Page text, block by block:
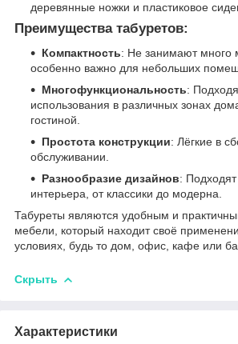
деревянные ножки и пластиковое
Преимущества табуретов:
Компактность: Не занимают много
особенно важно для небольших
Многофункциональность:
использования в различных зонах
гостиной.
Простота конструкции: Лёгкие в
обслуживании.
Разнообразие дизайнов:
интерьера, от классики до модерна.
Табуреты являются удобным и
мебели, который находит своё
условиях, будь то дом, офис, кафе или
Скрыть
Характеристики